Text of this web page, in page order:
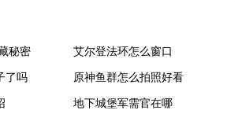
秘密
艾尔登法环怎么窗口
了吗
原神鱼群怎么拍照好看
地下城堡军需官在哪